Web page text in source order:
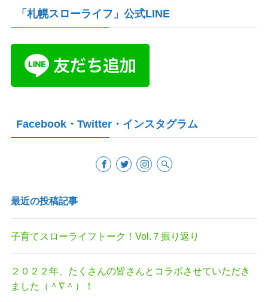
「札幌スローライフ」公式LINE
Facebook・Twitter・インスタグラム
最近の投稿記事
子育てスローライフトーク！Vol.７振り返り
２０２２年、たくさんの皆さんとコラボさせていただき
ました（＾∇＾）！